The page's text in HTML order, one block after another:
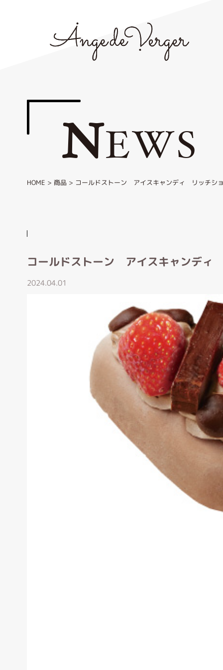
NEWS
HOME > 商品 > コールドストーン アイスキャンディ リッチシ
コールドストーン アイスキャンディ
2024.04.01